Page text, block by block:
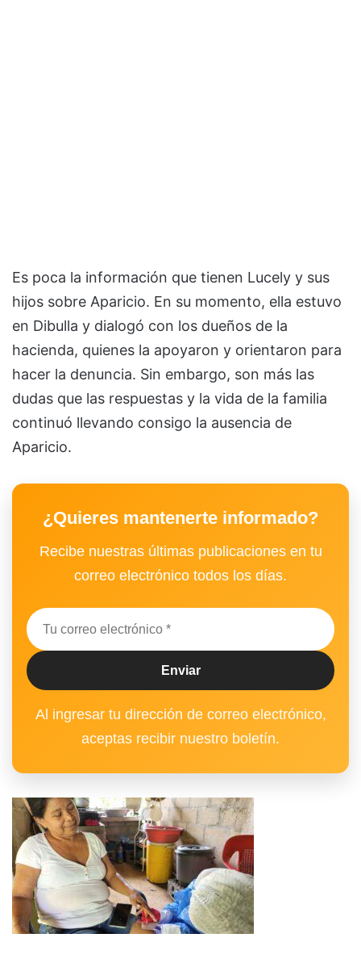
Es poca la información que tienen Lucely y sus
hijos sobre Aparicio. En su momento, ella estuvo
en Dibulla y dialogó con los dueños de la
hacienda, quienes la apoyaron y orientaron para
hacer la denuncia. Sin embargo, son más las
dudas que las respuestas y la vida de la familia
continuó llevando consigo la ausencia de
Aparicio.
¿Quieres mantenerte informado?
Recibe nuestras últimas publicaciones en tu
correo electrónico todos los días.
Al ingresar tu dirección de correo electrónico,
aceptas recibir nuestro boletín.